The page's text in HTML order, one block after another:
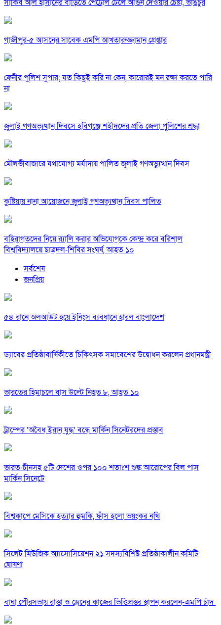
সাকিব আল হাসানের বাড়িতে পেট্রোল ঢেলে আগুন দেওয়ার চেষ্টা, ভাঙচুর
গাজীপুর-৫ আসনের সাবেক এমপি আখতারুজ্জামান গ্রেপ্তার
ফেনীর পুলিশ সুপার; যত কিছুই করি না কেন, কারোরই মন রক্ষা করতে পারি
না
জুলাই গণঅভ্যুত্থান দিবসে হবিগঞ্জে শহীদদের প্রতি জেলা পুলিশের শ্রদ্ধা
মৌলভীবাজারে যথাযোগ্য মর্যাদায় পালিত জুলাই গণঅভ্যুত্থান দিবস
কুষ্টিয়ায় নানা আয়োজনে জুলাই গণঅভ্যুত্থান দিবস পালিত
বহিরাগতদের নিয়ে র‍্যালি করার অভিযোগকে কেন্দ্র করে বরিশাল
বিশ্ববিদ্যালয়ে ছাত্রদল-শিবির সংঘর্ষ, আহত ১০
সর্বশেষ
জনপ্রিয়
৫৪ রানে অলআউট হয়ে ইনিংস ব্যবধানে হারল বাংলাদেশ
ড্যাবের প্রতিষ্ঠাবার্ষিকীতে চিকিৎসক সমাবেশের উদ্বোধন করলেন প্রধানমন্ত্রী
ভারতের হিমাচলে বাস উল্টে নিহত ৮, আহত ১০
ট্রাম্পের ‘অবৈধ ইরান যুদ্ধ’ বন্ধে মার্কিন সিনেটরদের প্রস্তাব
ভারত-চীনসহ ৫টি দেশের ওপর ১০০ শতাংশ শুল্ক আরোপের বিল পাস
মার্কিন সিনেটে
বিশ্বকাপে মেসিকে হত্যার হুমকি, ফাঁস হলো ভয়ংকর নথি
সিলেট মিউজিক অ্যাসোসিয়েশন ২১ সদস্যবিশিষ্ট প্রতিষ্ঠাকালীন কমিটি
ঘোষণা
বাঘা পৌরসভায় রাস্তা ও ড্রেনের কাজের ভিত্তিপ্রস্তর স্থাপন করলেন-এমপি চাঁদ